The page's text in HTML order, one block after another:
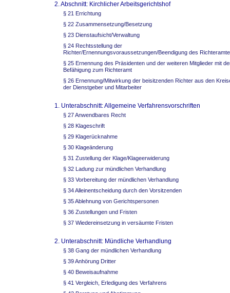
2. Abschnitt: Kirchlicher Arbeitsgerichtshof
§ 21 Errichtung
§ 22 Zusammensetzung/Besetzung
§ 23 Dienstaufsicht/Verwaltung
§ 24 Rechtsstellung der
Richter/Ernennungsvoraussetzungen/Beendigung des
§ 25 Ernennung des Präsidenten und der weiteren Mitglieder mit
Befähigung zum Richteramt
§ 26 Ernennung/Mitwirkung der beisitzenden Richter aus den
der Dienstgeber und Mitarbeiter
1. Unterabschnitt: Allgemeine Verfahrensvorschriften
§ 27 Anwendbares Recht
§ 28 Klageschrift
§ 29 Klagerücknahme
§ 30 Klageänderung
§ 31 Zustellung der Klage/Klageerwiderung
§ 32 Ladung zur mündlichen Verhandlung
§ 33 Vorbereitung der mündlichen Verhandlung
§ 34 Alleinentscheidung durch den Vorsitzenden
§ 35 Ablehnung von Gerichtspersonen
§ 36 Zustellungen und Fristen
§ 37 Wiedereinsetzung in versäumte Fristen
2. Unterabschnitt: Mündliche Verhandlung
§ 38 Gang der mündlichen Verhandlung
§ 39 Anhörung Dritter
§ 40 Beweisaufnahme
§ 41 Vergleich, Erledigung des Verfahrens